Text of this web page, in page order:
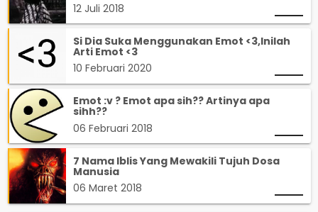
12 Juli 2018
Si Dia Suka Menggunakan Emot <3,Inilah
Arti Emot <3
10 Februari 2020
Emot :v ? Emot apa sih?? Artinya apa
sihh??
06 Februari 2018
7 Nama Iblis Yang Mewakili Tujuh Dosa
Manusia
06 Maret 2018